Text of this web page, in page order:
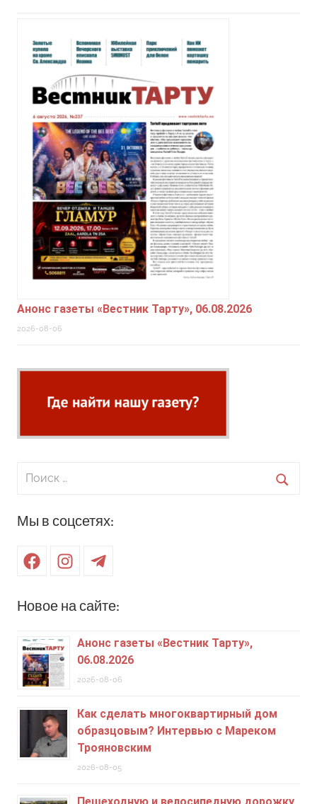
Анонс газеты «Вестник Тарту», 06.08.2026
2026-08-06
Поиск
Мы в соцсетях:
FacebookInstagramTelegram
Новое на сайте:
Анонс газеты «Вестник Тарту»,
06.08.2026
2026-08-06
Как сделать многоквартирный дом
образцовым? Интервью с Мареком
Трояновским
2026-08-05